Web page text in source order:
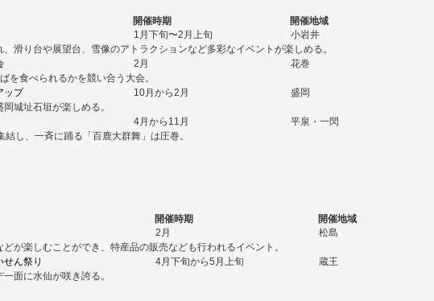
開催時期
開催地域
1月下旬〜2月上旬
小岩井
滑り台や展望台、雪像のアトラクションなど多彩なイベントが楽しめる。
2月
花巻
を食べられるかを競い合う大会。
ップ
10月から2月
盛岡
城址石垣が楽しめる。
4月から11月
平泉・一閃
し、一斉に踊る「百鹿大群舞」は圧巻。
開催時期
開催地域
2月
松島
が楽しむことができ、特産品の販売なども行われるイベント。
ん祭り
4月下旬から5月上旬
蔵王
面に水仙が咲き誇る。